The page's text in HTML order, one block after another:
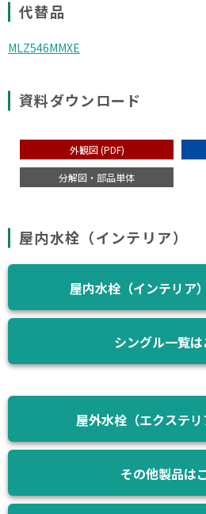
代替品
MLZ546MMXE
資料ダウンロード
外観図 (PDF)
分解図・部品単体
屋内水栓（インテリア）
屋内水栓（インテリア
シングル一覧は
屋外水栓（エクステ
その他製品は